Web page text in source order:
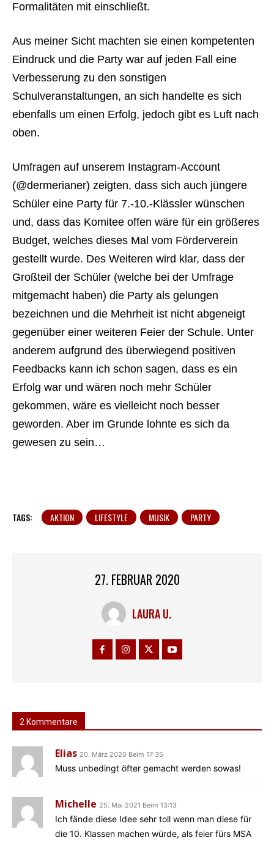
Formalitäten mit einschließt.
Aus meiner Sicht machten sie einen kompetenten
Eindruck und die Party war auf jeden Fall eine
Verbesserung zu den sonstigen
Schulveranstaltungen, an sich handelte es sich
ebenfalls um einen Erfolg, jedoch gibt es Luft nach
oben.
Umfragen auf unserem Instagram-Account
(@dermerianer) zeigten, dass sich auch jüngere
Schüler eine Party für 7.-10.-Klässler wünschen
und, dass das Komitee offen wäre für ein größeres
Budget, welches dieses Mal vom Förderverein
gestellt wurde. Des Weiteren wird klar, dass der
Großteil der Schüler (welche bei der Umfrage
mitgemacht haben) die Party als gelungen
bezeichnen und die Mehrheit ist nicht abgeneigt
gegenüber einer weiteren Feier der Schule. Unter
anderem aufgrund des überwiegend positiven
Feedbacks kann ich schon sagen, dass es ein
Erfolg war und wären noch mehr Schüler
gekommen, wäre es vielleicht noch besser
geworden. Aber im Grunde lohnte es sich da
gewesen zu sein…
TAGS: AKTION LIFESTYLE MUSIK PARTY
27. FEBRUAR 2020
LAURA U.
2 Kommentare
Elias 20. März 2020 Beim 17:35
Muss unbedingt öfter gemacht werden sowas!
Michelle 25. Mai 2021 Beim 13:13
Ich fände diese Idee sehr toll wenn man diese für
die 10. Klassen machen würde, als feier fürs MSA